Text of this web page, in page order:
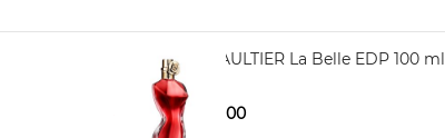
JEAN PAUL GAULTIER La Belle EDP 100 ml
6.970,005.970,00